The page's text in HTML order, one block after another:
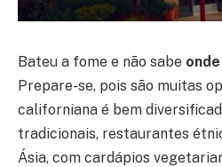
Bateu a fome e não sabe
Prepare-se, pois são muitas
californiana é bem
tradicionais, restaurantes
Ásia, com cardápios